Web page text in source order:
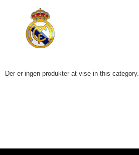
Der er ingen produkter at vise in this category.